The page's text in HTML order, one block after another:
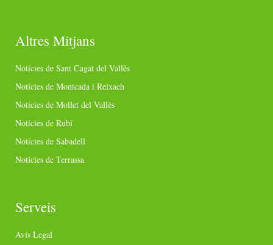
Altres Mitjans
Notícies de Sant Cugat del Vallès
Notícies de Montcada i Reixach
Notícies de Mollet del Vallès
Notícies de Rubí
Notícies de Sabadell
Notícies de Terrassa
Serveis
Avís Legal